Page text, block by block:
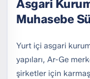
Asgari
Muhasebe
Yurt içi asgari
yapıları, Ar-Ge
şirketler için